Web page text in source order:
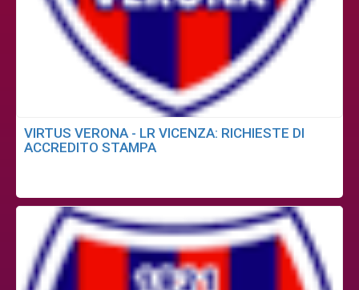
VIRTUS VERONA - LR VICENZA: RICHIESTE DI
ACCREDITO STAMPA